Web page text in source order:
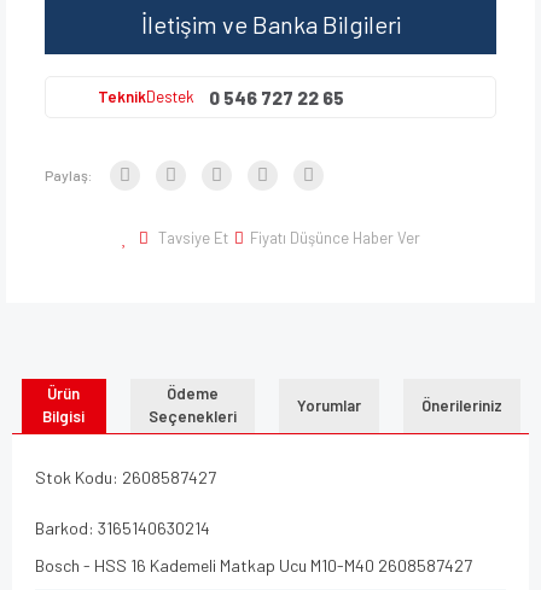
İletişim ve Banka Bilgileri
TeknikDestek 0 546 727 22 65
Paylaş:
Tavsiye Et Fiyatı Düşünce Haber Ver
Ürün
Bilgisi
Ödeme
Seçenekleri
Yorumlar Önerileriniz
Stok Kodu: 2608587427
Barkod: 3165140630214
Bosch - HSS 16 Kademeli Matkap Ucu M10-M40 2608587427